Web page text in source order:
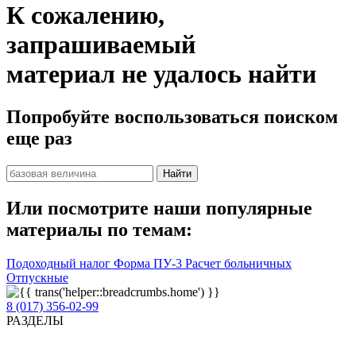
К сожалению,
запрашиваемый
материал не удалось найти
Попробуйте воспользоваться поиском
еще раз
Найти
Или посмотрите наши популярные
материалы по темам:
Подоходный налог Форма ПУ-3 Расчет больничных
Отпускные
8 (017) 356-02-99
РАЗДЕЛЫ